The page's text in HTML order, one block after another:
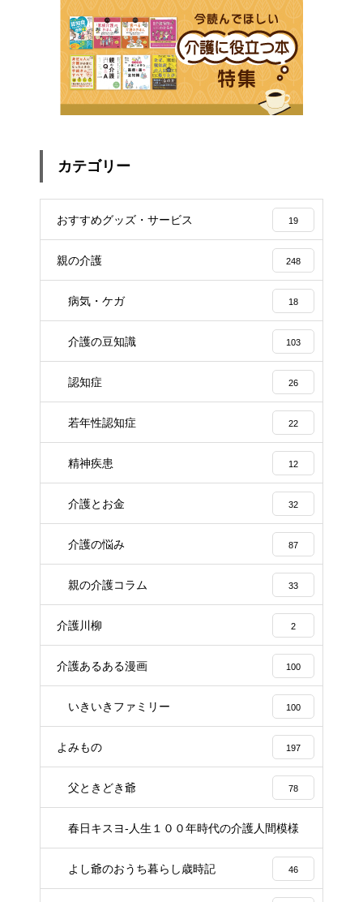
カテゴリー
おすすめグッズ・サービス 19
親の介護 248
病気・ケガ 18
介護の豆知識 103
認知症 26
若年性認知症 22
精神疾患 12
介護とお金 32
介護の悩み 87
親の介護コラム 33
介護川柳 2
介護あるある漫画 100
いきいきファミリー 100
よみもの 197
父ときどき爺 78
春日キスヨ-人生１００年時代の介護人間模様
よし爺のおうち暮らし歳時記 46